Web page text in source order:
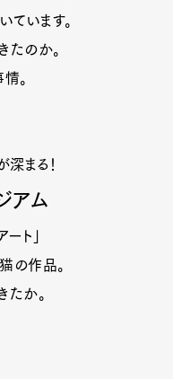
います。
たのか。
。
まる！
アム
ト」
の作品。
たか。